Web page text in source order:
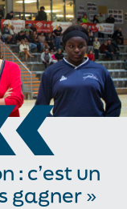
: c’est un
gagner »